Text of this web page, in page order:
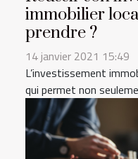
immobilier
prendre ?
14 janvier 2021 15:49
L’investissement
qui permet non